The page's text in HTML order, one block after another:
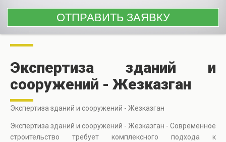
Экспертиза зданий и
сооружений - Жезказган
Экспертиза зданий и сооружений - Жезказган
Экспертиза зданий и сооружений - Жезказган - Современное
строительство требует комплексного подхода к